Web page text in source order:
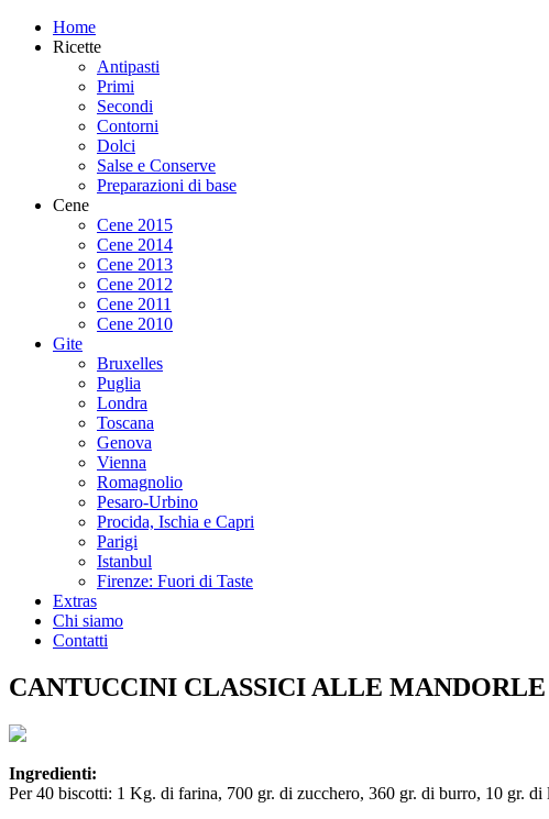
Home
Ricette
Antipasti
Primi
Secondi
Contorni
Dolci
Salse e Conserve
Preparazioni di base
Cene
Cene 2015
Cene 2014
Cene 2013
Cene 2012
Cene 2011
Cene 2010
Gite
Bruxelles
Puglia
Londra
Toscana
Genova
Vienna
Romagnolio
Pesaro-Urbino
Procida, Ischia e Capri
Parigi
Istanbul
Firenze: Fuori di Taste
Extras
Chi siamo
Contatti
CANTUCCINI CLASSICI ALLE MANDORLE
Ingredienti:
Per 40 biscotti: 1 Kg. di farina, 700 gr. di zucchero, 360 gr. di burro, 10 gr.